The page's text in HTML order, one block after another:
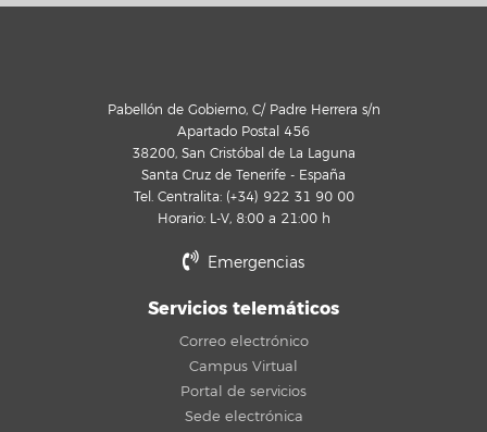
Pabellón de Gobierno, C/ Padre Herrera s/n
Apartado Postal 456
38200, San Cristóbal de La Laguna
Santa Cruz de Tenerife - España
Tel. Centralita: (+34) 922 31 90 00
Horario: L-V, 8:00 a 21:00 h
Emergencias
Servicios telemáticos
Correo electrónico
Campus Virtual
Portal de servicios
Sede electrónica